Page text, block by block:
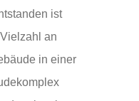
ist
an
in einer